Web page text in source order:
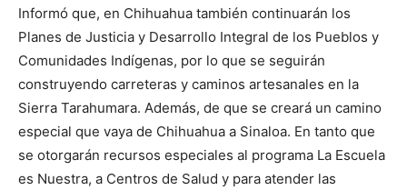
Informó que, en Chihuahua también continuarán los
Planes de Justicia y Desarrollo Integral de los Pueblos y
Comunidades Indígenas, por lo que se seguirán
construyendo carreteras y caminos artesanales en la
Sierra Tarahumara. Además, de que se creará un camino
especial que vaya de Chihuahua a Sinaloa. En tanto que
se otorgarán recursos especiales al programa La Escuela
es Nuestra, a Centros de Salud y para atender las